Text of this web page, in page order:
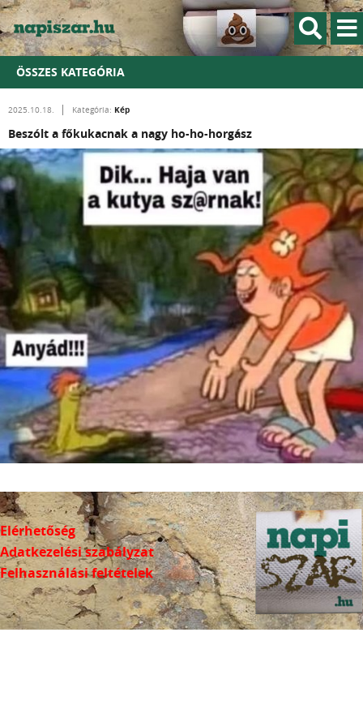
ÖSSZES KATEGÓRIA
2025.10.18. Kategória: Kép
Beszólt a főkukacnak a nagy ho-ho-horgász
Elérhetőség
Adatkezelési szabályzat
Felhasználási feltételek